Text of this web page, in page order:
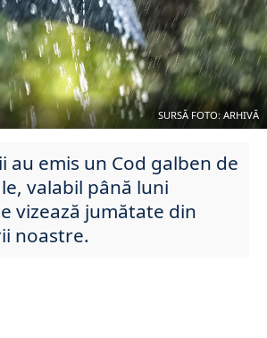
SURSĂ FOTO: ARHIVĂ
au emis un Cod galben de
valabil până luni
vizează jumătate din
noastre.